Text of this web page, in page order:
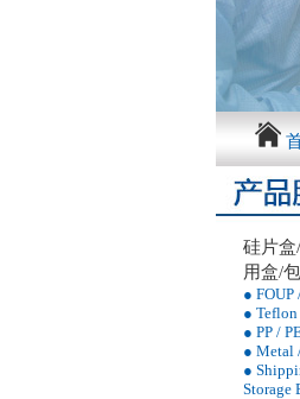
硅片
用盒/
● FOUP
● Teflon
● PP /
● Metal
●
Storage